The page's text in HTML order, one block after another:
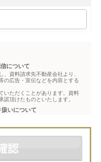
について
資料請求先不動産会社より、
の広告・宣伝などを内容とする
いただくことがあります。資料
頂けたものといたします。
いについて
個人情報は、ダイレクトメール
連絡などの目的で資料請求先不
不動産会社が保管する個人情報
お問合せください。
サービスを円滑に運用するため